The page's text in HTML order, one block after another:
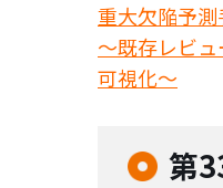
重大欠陥予
～既存レビ
可視化～
第